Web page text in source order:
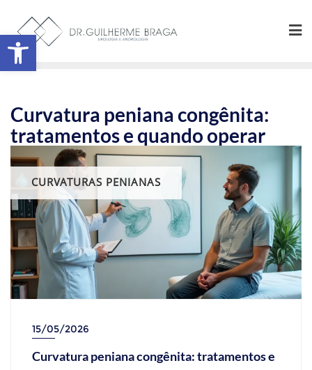
Abrir a barra de ferramentas
Curvatura peniana congênita:
tratamentos e quando operar
CURVATURAS PENIANAS
15/05/2026
Curvatura peniana congênita: tratamentos e